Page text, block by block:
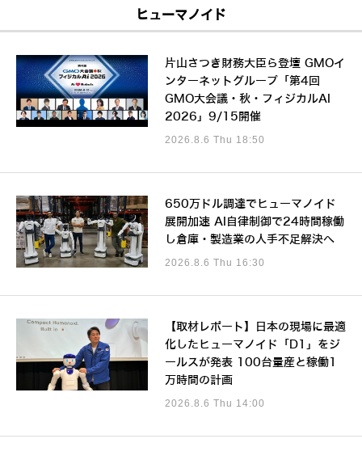
ヒューマノイド
片山さつき財務大臣ら登壇 GMOイ
ンターネットグループ「第4回
GMO大会議・秋・フィジカルAI
2026」9/15開催
2026.8.6 Thu 18:50
650万ドル調達でヒューマノイド
展開加速 AI自律制御で24時間稼働
し倉庫・製造業の人手不足解決へ
2026.8.6 Thu 16:30
【取材レポート】日本の現場に最適
化したヒューマノイド「D1」をジ
ールスが発表 100台量産と稼働1
万時間の計画
2026.8.6 Thu 14:00